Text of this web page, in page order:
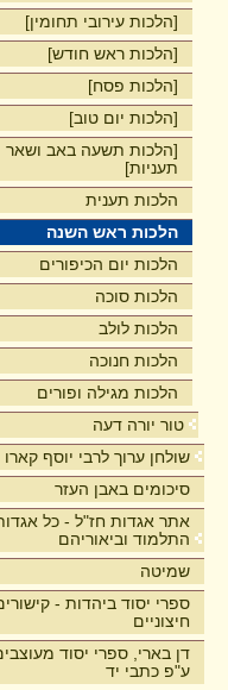
[הלכות עירובי תחומין]
[הלכות ראש חודש]
[הלכות פסח]
[הלכות יום טוב]
[הלכות תשעה באב ושאר
תעניות]
הלכות תענית
הלכות ראש השנה
הלכות יום הכיפורים
הלכות סוכה
הלכות לולב
הלכות חנוכה
הלכות מגילה ופורים
טור יורה דעה
שולחן ערוך לרבי יוסף קארו
סיכומים באבן העזר
אתר אגדות חז"ל - כל
התלמוד וביאוריהם
שמיטה
ספרי יסוד ביהדות -
חיצוניים
דן בארי, ספרי יסוד
ע"פ כתבי יד